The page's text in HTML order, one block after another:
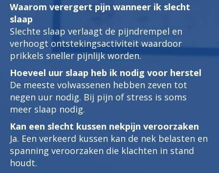
Waarom verergert pijn wanneer ik slecht
slaap
Slechte slaap verlaagt de pijndrempel en
verhoogt ontstekingsactiviteit waardoor
prikkels sneller pijnlijk worden.
Hoeveel uur slaap heb ik nodig voor herstel
De meeste volwassenen hebben zeven tot
negen uur nodig. Bij pijn of stress is soms
meer slaap nodig.
Kan een slecht kussen nekpijn veroorzaken
Ja. Een verkeerd kussen kan de nek belasten en
spanning veroorzaken die klachten in stand
houdt.